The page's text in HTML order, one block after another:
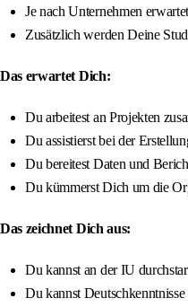
Je nach Unternehmen
Zusätzlich werden Deine
Das erwartet Dich:
Du arbeitest an Projekten
Du assistierst bei der
Du bereitest Daten und
Du kümmerst Dich um die
Das zeichnet Dich aus:
Du kannst an der IU
Du kannst